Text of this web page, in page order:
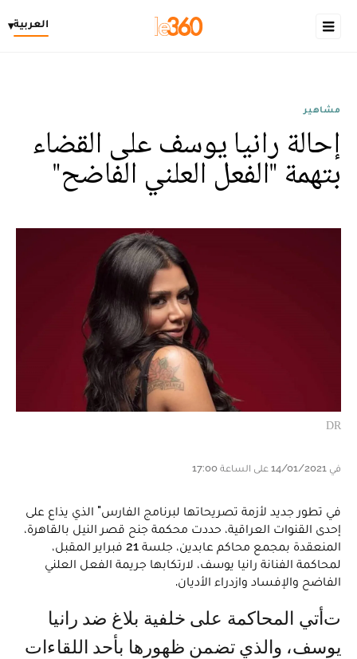
العربية▾
مشاهير
إحالة رانيا يوسف على القضاء
بتهمة "الفعل العلني الفاضح"
DR
في 14/01/2021 على الساعة 17:00
في تطور جديد لأزمة تصريحاتها لبرنامج الفارس" الذي يذاع على
إحدى القنوات العراقية، حددت محكمة جنح قصر النيل بالقاهرة،
المنعقدة بمجمع محاكم عابدين، جلسة 21 فبراير المقبل،
لمحاكمة الفنانة رانيا يوسف، لارتكابها جريمة الفعل العلني
الفاضح والإفساد وازدراء الأديان.
تأتي المحاكمة على خلفية بلاغ ضد رانيا
يوسف، والذي تضمن ظهورها بأحد اللقاءات